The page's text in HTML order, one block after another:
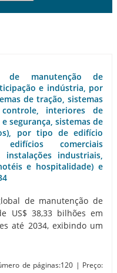
de manutenção de
e indústria, por
de tração, sistemas
interiores de
segurança, sistemas de
por tipo de edifício
edifícios comerciais
industriais,
e hospitalidade) e
de manutenção de
US$ 38,33 bilhões em
até 2034, exibindo um
de páginas:120 | Preço: